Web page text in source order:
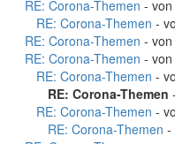
RE: Corona-Themen - von
RE: Corona-Themen -
RE: Corona-Themen - von
RE: Corona-Themen - von
RE: Corona-Themen -
RE: Corona-Themen
RE: Corona-Themen -
RE: Corona-Themen -